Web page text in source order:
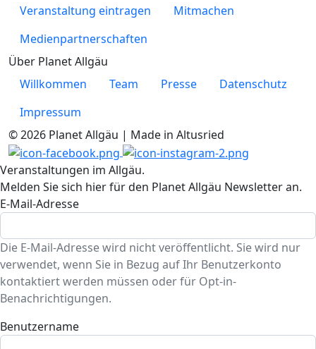
Veranstaltung eintragen
Mitmachen
Medienpartnerschaften
Über Planet Allgäu
Willkommen
Team Presse
Datenschutz
Impressum
© 2026 Planet Allgäu | Made in Altusried
Veranstaltungen im Allgäu.
Melden Sie sich hier für den Planet Allgäu Newsletter an.
E-Mail-Adresse
Die E-Mail-Adresse wird nicht veröffentlicht. Sie wird nur
verwendet, wenn Sie in Bezug auf Ihr Benutzerkonto
kontaktiert werden müssen oder für Opt-in-
Benachrichtigungen.
Benutzername